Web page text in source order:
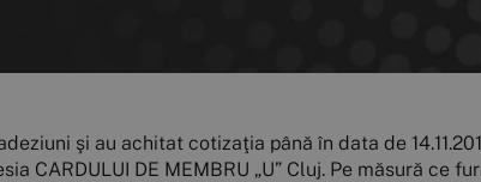
şi au achitat cotizaţia până în data de
CARDULUI DE MEMBRU „U” Cluj. Pe măsură